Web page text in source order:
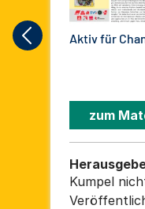
Aktiv für
zum
Kumpel